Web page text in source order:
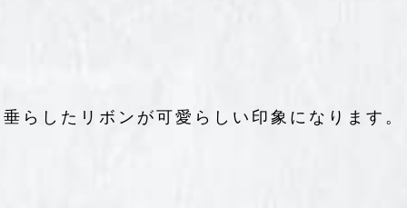
垂らしたリボンが可愛らしい印象になります。